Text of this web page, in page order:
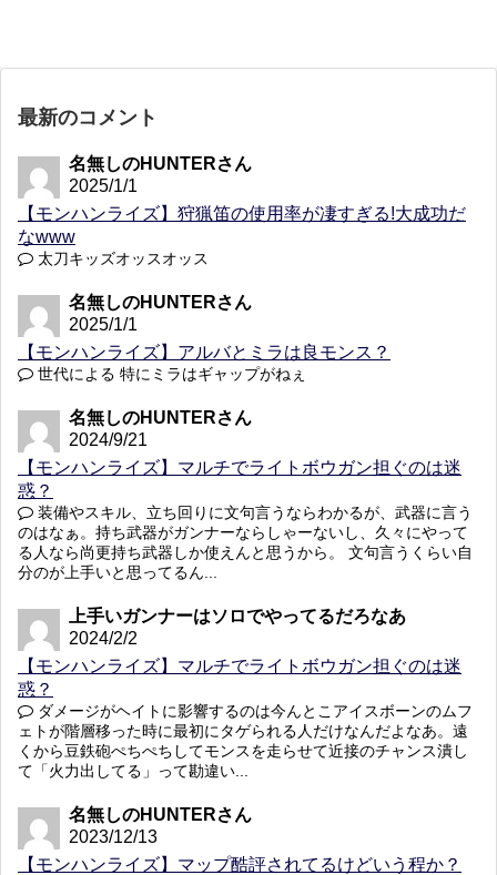
最新のコメント
名無しのHUNTERさん
2025/1/1
【モンハンライズ】狩猟笛の使用率が凄すぎる!大成功だ
なwww
太刀キッズオッスオッス
名無しのHUNTERさん
2025/1/1
【モンハンライズ】アルバとミラは良モンス？
世代による 特にミラはギャップがねぇ
名無しのHUNTERさん
2024/9/21
【モンハンライズ】マルチでライトボウガン担ぐのは迷
惑？
装備やスキル、立ち回りに文句言うならわかるが、武器に言う
のはなぁ。持ち武器がガンナーならしゃーないし、久々にやって
る人なら尚更持ち武器しか使えんと思うから。 文句言うくらい自
分のが上手いと思ってるん...
上手いガンナーはソロでやってるだろなあ
2024/2/2
【モンハンライズ】マルチでライトボウガン担ぐのは迷
惑？
ダメージがヘイトに影響するのは今んとこアイスボーンのムフ
ェトが階層移った時に最初にタゲられる人だけなんだよなあ。遠
くから豆鉄砲ぺちぺちしてモンスを走らせて近接のチャンス潰し
て「火力出してる」って勘違い...
名無しのHUNTERさん
2023/12/13
【モンハンライズ】マップ酷評されてるけどいう程か？